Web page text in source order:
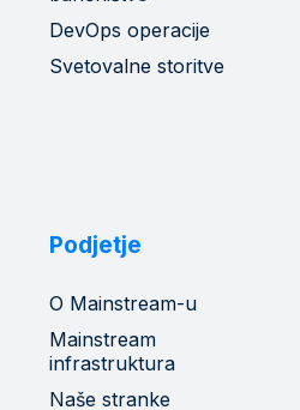
DevOps operacije
Svetovalne storitve
Podjetje
O Mainstream-u
Mainstream
infrastruktura
Naše stranke